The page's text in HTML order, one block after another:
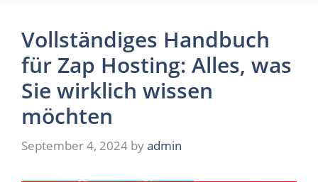
Vollständiges Handbuch
für Zap Hosting: Alles, was
Sie wirklich wissen
möchten
September 4, 2024 byadmin